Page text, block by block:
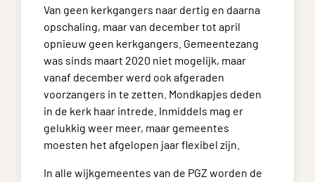
Van geen kerkgangers naar dertig en daarna
opschaling, maar van december tot april
opnieuw geen kerkgangers. Gemeentezang
was sinds maart 2020 niet mogelijk, maar
vanaf december werd ook afgeraden
voorzangers in te zetten. Mondkapjes deden
in de kerk haar intrede. Inmiddels mag er
gelukkig weer meer, maar gemeentes
moesten het afgelopen jaar flexibel zijn.
In alle wijkgemeentes van de PGZ worden de